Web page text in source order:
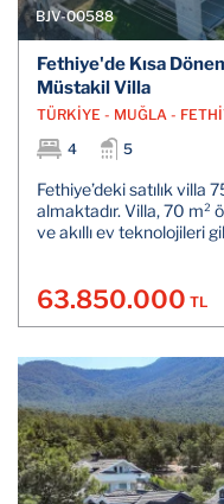
BJV-00588
Fethiye'de Kısa
Müstakil Villa
TÜRKİYE - MUĞLA -
4
5
Fethiye’deki satılık villa
almaktadır. Villa, 70 m²
ve akıllı ev teknolojileri
63.850.000 TL